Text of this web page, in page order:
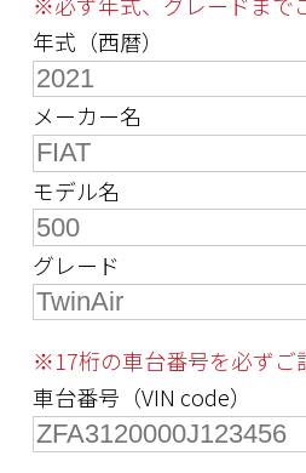
年式（西暦）
メーカー名
モデル名
グレード
※17桁の車台番号を必ずご
車台番号（VIN code）